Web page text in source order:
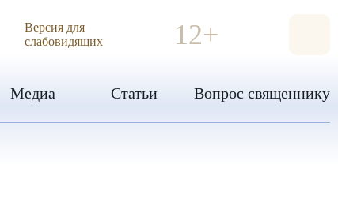
Версия для
слабовидящих
12+
Медиа Статьи Вопрос священнику